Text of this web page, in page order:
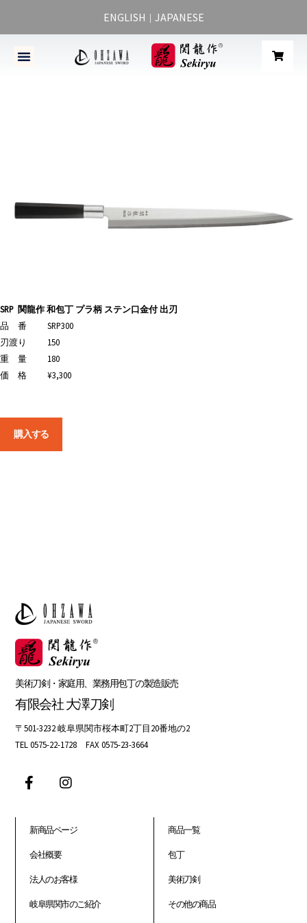
ENGLISH ｜ JAPANESE
SRP 関龍作 和包丁 プラ柄 ステン口金付 出刃
品 番
刃渡り
重 量
価 格
SRP300
150
180
¥3,300
購入する
美術刀剣・家庭用、業務用包丁の製造販売
有限会社 大澤刀剣
〒501-3232 岐阜県関市桜本町2丁目20番地の2
TEL 0575-22-1728 FAX 0575-23-3664
新商品ページ
会社概要
法人のお客様
岐阜県関市のご紹介
商品一覧
包丁
美術刀剣
その他の商品